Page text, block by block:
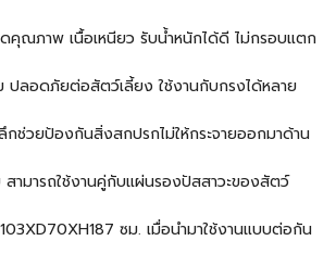
คุณภาพ เนื้อเหนียว รับน้ำหนักได้ดี ไม่กรอบแตก
ปลอดภัยต่อสัตว์เลี้ยง ใช้งานกับกรงได้หลาย
ช่วยป้องกันสิ่งสกปรกไม่ให้กระจายออกมาด้าน
สามารถใช้งานคู่กับแผ่นรองปัสสาวะของสัตว์
ซม. เมื่อนำมาใช้งานแบบต่อกัน